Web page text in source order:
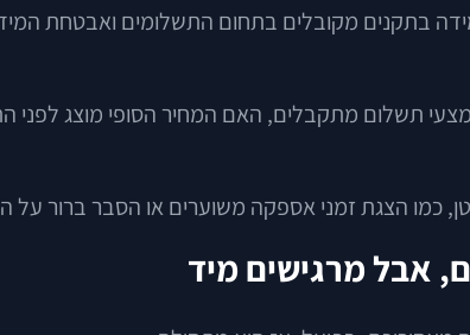
בתקנים מקובלים בתחום התשלומים ואבטחת
תשלום מתקבלים, האם המחיר הסופי מוצג
הצגת זמני אספקה משוערים או הסבר ברור על
אבל מרגישים מיד